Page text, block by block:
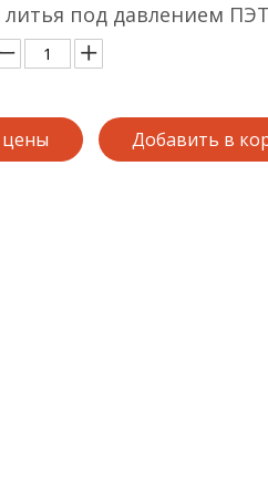
под давлением
цены Добавить в